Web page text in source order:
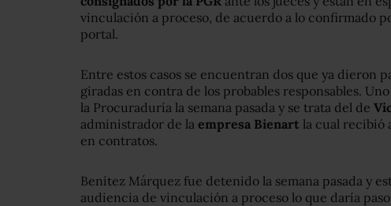
vinculación a proceso, de acuerdo a lo confirmado
portal.
Entre estos casos se encuentran dos que ya dieron
giradas en contra de los probables responsables.
la Procuraduría la semana pasada y se trata del de
administrador de la empresa Bienart la cual recibió
en contratos.
Benítez Márquez fue detenido la semana pasada y
audiencia de vinculación a proceso lo que daría